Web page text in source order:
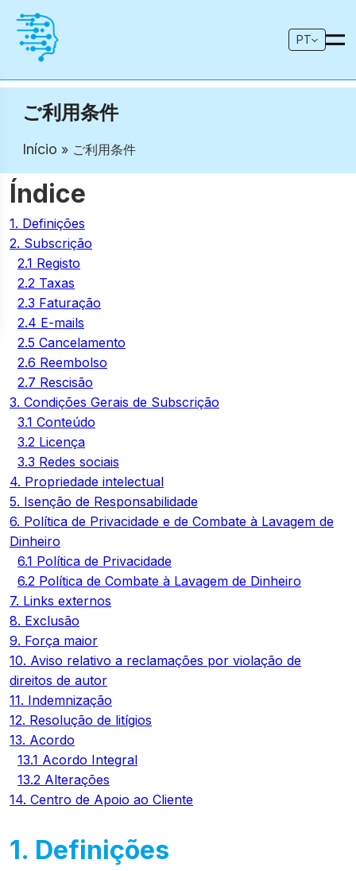
PT
ご利用条件
Início » ご利用条件
Índice
1. Definições
2. Subscrição
2.1 Registo
2.2 Taxas
2.3 Faturação
2.4 E-mails
2.5 Cancelamento
2.6 Reembolso
2.7 Rescisão
3. Condições Gerais de Subscrição
3.1 Conteúdo
3.2 Licença
3.3 Redes sociais
4. Propriedade intelectual
5. Isenção de Responsabilidade
6. Política de Privacidade e de Combate à Lavagem de
Dinheiro
6.1 Política de Privacidade
6.2 Política de Combate à Lavagem de Dinheiro
7. Links externos
8. Exclusão
9. Força maior
10. Aviso relativo a reclamações por violação de
direitos de autor
11. Indemnização
12. Resolução de litígios
13. Acordo
13.1 Acordo Integral
13.2 Alterações
14. Centro de Apoio ao Cliente
1. Definições